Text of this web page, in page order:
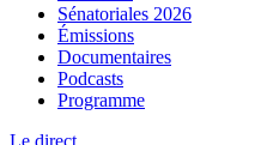
Sénatoriales 2026
Émissions
Documentaires
Podcasts
Programme